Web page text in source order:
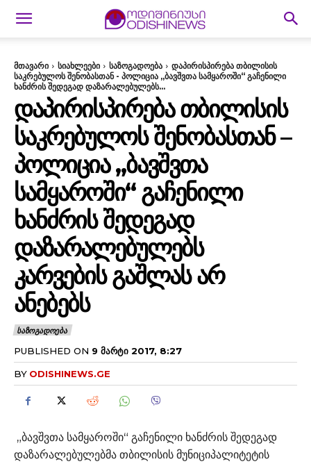
მთავარი სიახლეები საზოგადოება
დაპირისპირება თბილისის
საკრებულოს შენობასთან - პოლიცია „ბავშვთა სამყაროში“ გაჩენილი
ხანძრის შედეგად დაზარალებულებს...
ᲓᲐᲞᲘᲠᲘᲡᲞᲘᲠᲔᲑᲐ ᲗᲑᲘᲚᲘᲡᲘᲡ
ᲡᲐᲙᲠᲔᲑᲣᲚᲝᲡ ᲨᲔᲜᲝᲑᲐᲡᲗᲐᲜ –
ᲞᲝᲚᲘᲪᲘᲐ „ᲑᲐᲕᲨᲕᲗᲐ
ᲡᲐᲛᲧᲐᲠᲝᲨᲘ“ ᲒᲐᲩᲔᲜᲘᲚᲘ
ᲮᲐᲜᲫᲠᲘᲡ ᲨᲔᲓᲔᲒᲐᲓ
ᲓᲐᲖᲐᲠᲐᲚᲔᲑᲣᲚᲔᲑᲡ
ᲙᲐᲠᲕᲔᲑᲘᲡ ᲒᲐᲨᲚᲐᲡ ᲐᲠ
ᲐᲜᲔᲑᲔᲑᲡ
ᲡᲐᲖᲝᲒᲐᲓᲝᲔᲑᲐ
PUBLISHED ON 9 ᲛᲐᲠᲢᲘ 2017, 8:27
BY ODISHINEWS.GE
„ბავშვთა სამყაროში“ გაჩენილი ხანძრის შედეგად
დაზარალებულებმა თბილისის მუნიციპალიტეტის